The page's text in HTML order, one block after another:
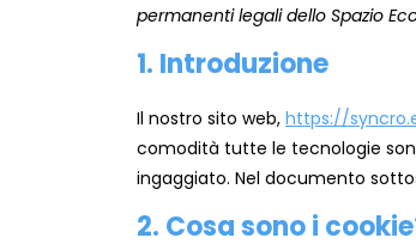
permanenti legali dello Spazio
1. Introduzione
Il nostro sito web, https://
comodità tutte le tecnologie
ingaggiato. Nel documento
2. Cosa sono i